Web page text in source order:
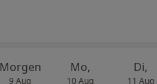
Morgen
9 Aug
Mo,
10 Aug
Di,
11 Aug